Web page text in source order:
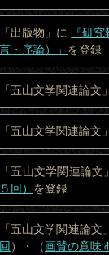
「出版物」に
『研
言・序論）」 を登録
「五山文学関連論文
「五山文学関連論文
「五山文学関連論
５回） を登録
「五山文学関連論
回 ）・（ 画賛の意味